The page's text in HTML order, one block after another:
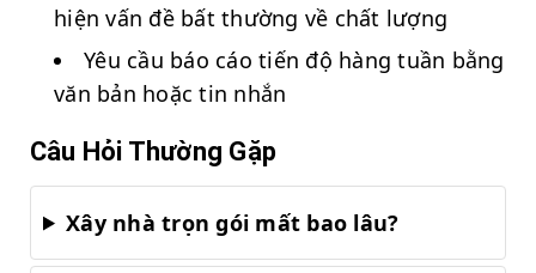
hiện vấn đề bất thường về chất lượng
Yêu cầu báo cáo tiến độ hàng tuần bằng
văn bản hoặc tin nhắn
Câu Hỏi Thường Gặp
Xây nhà trọn gói mất bao lâu?